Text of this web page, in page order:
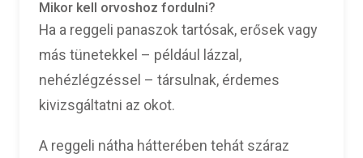
Mikor kell orvoshoz fordulni?
Ha a reggeli panaszok tartósak, erősek vagy
más tünetekkel – például lázzal,
nehézlégzéssel – társulnak, érdemes
kivizsgáltatni az okot.
A reggeli nátha hátterében tehát száraz